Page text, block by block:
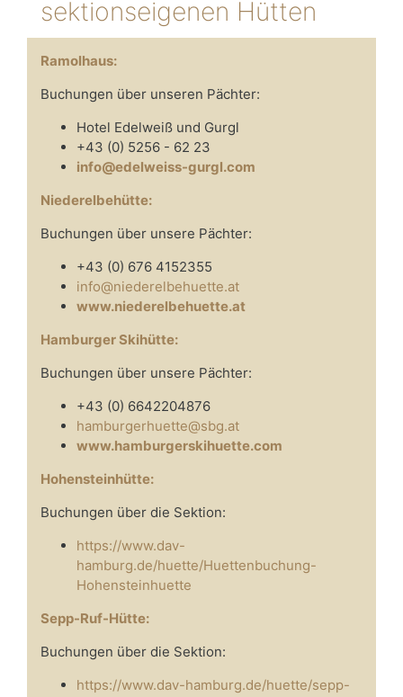
sektionseigenen Hütten
Ramolhaus:
Buchungen über unseren Pächter:
Hotel Edelweiß und Gurgl
+43 (0) 5256 - 62 23
info@edelweiss-gurgl.com
Niederelbehütte:
Buchungen über unsere Pächter:
+43 (0) 676 4152355
info@niederelbehuette.at
www.niederelbehuette.at
Hamburger Skihütte:
Buchungen über unsere Pächter:
+43 (0) 6642204876
hamburgerhuette@sbg.at
www.hamburgerskihuette.com
Hohensteinhütte:
Buchungen über die Sektion:
https://www.dav-
hamburg.de/huette/Huettenbuchung-
Hohensteinhuette
Sepp-Ruf-Hütte:
Buchungen über die Sektion:
https://www.dav-hamburg.de/huette/sepp-